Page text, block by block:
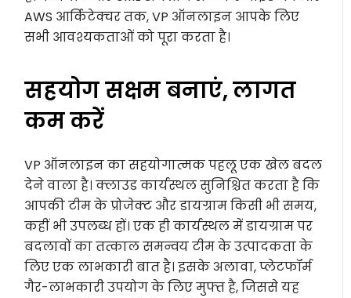
AWS आर्किटेक्चर तक, VP ऑनलाइन आपके लिए
सभी आवश्यकताओं को पूरा करता है।
सहयोग सक्षम बनाएं, लागत
कम करें
VP ऑनलाइन का सहयोगात्मक पहलू एक खेल बदल
देने वाला है। क्लाउड कार्यस्थल सुनिश्चित करता है कि
आपकी टीम के प्रोजेक्ट और डायग्राम किसी भी समय,
कहीं भी उपलब्ध हों। एक ही कार्यस्थल में डायग्राम पर
बदलावों का तत्काल समन्वय टीम के उत्पादकता के
लिए एक लाभकारी बात है। इसके अलावा, प्लेटफॉर्म
गैर-लाभकारी उपयोग के लिए मुफ्त है, जिससे यह